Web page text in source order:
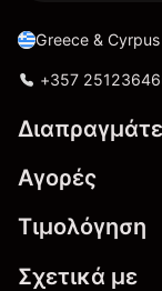
Greece & Cyrpus
+357 25123646
Αγορές
Τιμολόγηση
Σχετικά με